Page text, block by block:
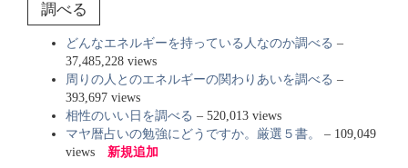
調べる
どんなエネルギーを持っている人なのか調べる –
37,485,228 views
周りの人とのエネルギーの関わりあいを調べる –
393,697 views
相性のいい日を調べる – 520,013 views
マヤ暦占いの勉強にどうですか。厳選５書。
– 109,049
views 新規追加